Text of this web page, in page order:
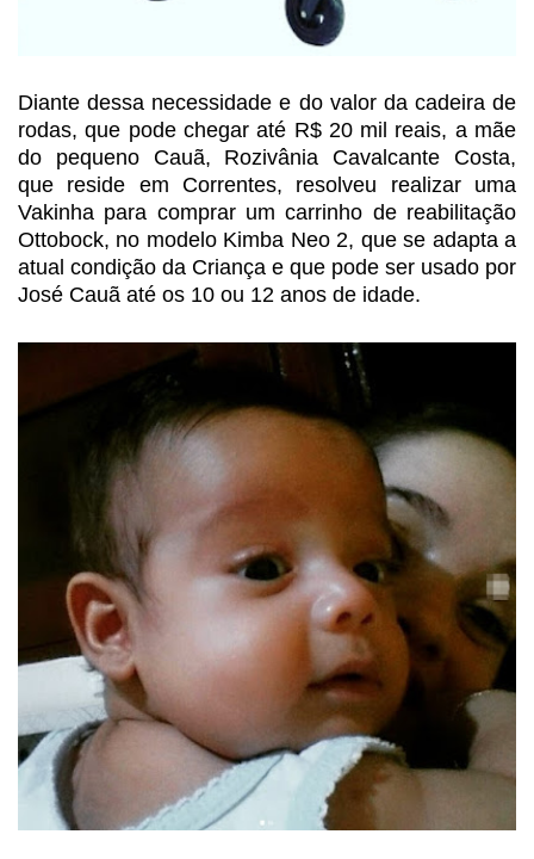
Diante dessa necessidade e dovalor da cadeira de
rodas, que pode chegar até R$ 20 mil reais, a mãe
do pequeno Cauã, Rozivânia Cavalcante Costa,
que reside em Correntes, resolveu realizar uma
Vakinha para comprar um carrinho de reabilitação
Ottobock, no modelo Kimba Neo 2, que se adapta a
atual condição da Criança e que pode ser usado por
José Cauã até os 10 ou 12 anos de idade.